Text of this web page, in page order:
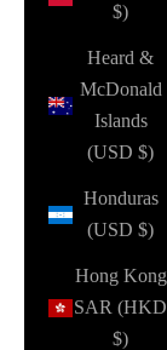
$)
Heard &
McDonald
Islands
(USD $)
Honduras
(USD $)
Hong Kong
SAR (HKD
$)